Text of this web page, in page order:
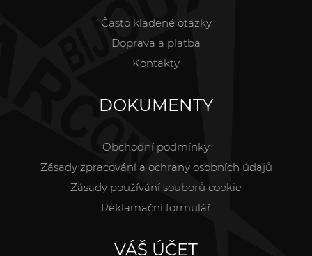
Často kladené otázky
Doprava a platba
Kontakty
DOKUMENTY
Obchodní podmínky
Zásady zpracování a ochrany osobních údajů
Zásady používání souborů cookie
Reklamační formulář
VÁŠ ÚČET